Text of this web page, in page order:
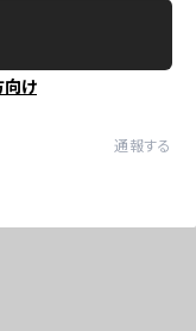
向け
通報する